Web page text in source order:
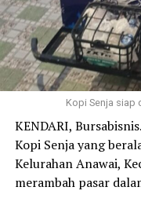
Pada _launching_
Oktober 2022 yang
Antar Daerah (KAD)
pedagang Kota
produsen dari
Sulawesi Selatan,
Baubau dan
memastikan
dalam Provinsi
Kopi Senja siap
KENDARI,
Kopi Senja yang
Kelurahan Anawai,
merambah pasar